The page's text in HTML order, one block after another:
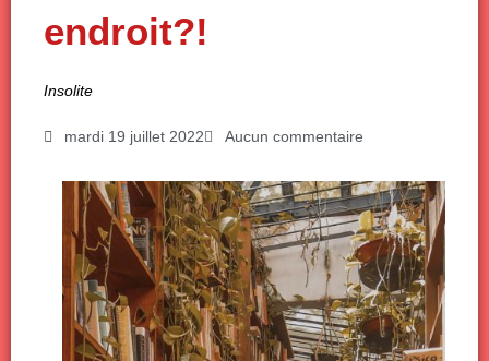
endroit?!
Insolite
mardi 19 juillet 2022 Aucun commentaire